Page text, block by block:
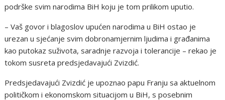
podrške svim narodima BiH koju je tom prilikom uputio.
– Vaš govor i blagoslov upućen narodima u BiH ostao je
urezan u sjećanje svim dobronamjernim ljudima i građanima
kao putokaz suživota, saradnje razvoja i tolerancije – rekao je
tokom susreta predsjedavajući Zvizdić.
Predsjedavajući Zvizdić je upoznao papu Franju sa aktuelnom
političkom i ekonomskom situacijom u BiH, s posebnim